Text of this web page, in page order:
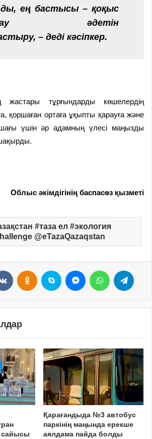
ең бастысы – қоқыс
әдетін
– деді кәсіпкер.
тұрғындарды көшелердің
қоршаған ортаға ұқыпты қарауға және
үшін әр адамның үлесі маңызды
Облыс әкімдігінің баспасөз қызметі
#таза ел #экология
@еTazaQazaqstan
сайысы
Қарағандыда №3 автобус
паркінің маңында ерекше
аялдама пайда болды